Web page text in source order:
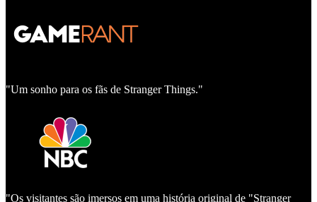
"Um sonho para os fãs de Stranger Things."
"Os visitantes são imersos em uma história original de "Stranger